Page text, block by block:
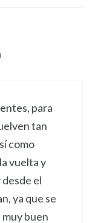
para
tan
como
vuelta y
el
ya que se
buen